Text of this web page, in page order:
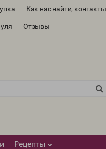
Как нас найти, контакты
Отзывы
Рецепты